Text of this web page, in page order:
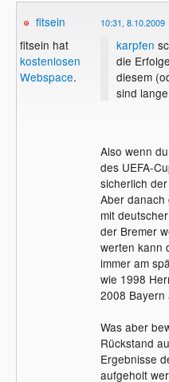
fitsein
fitsein hat
kostenlosen
Webspace.
10:31, 8.10.2009
karpfen
die
diesem
sind
Also wenn
des UEFA-
sicherlich
Aber danach
mit
der Bremer
werten kann
immer am
wie 1998
2008 Bayern
Was aber
Rückstand
Ergebnisse
aufgeholt